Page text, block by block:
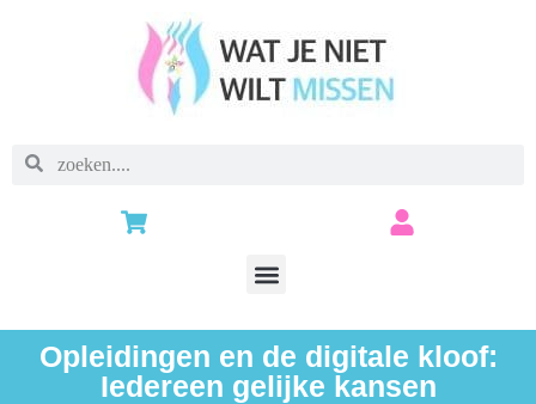
Opleidingen en de digitale kloof:
Iedereen gelijke kansen